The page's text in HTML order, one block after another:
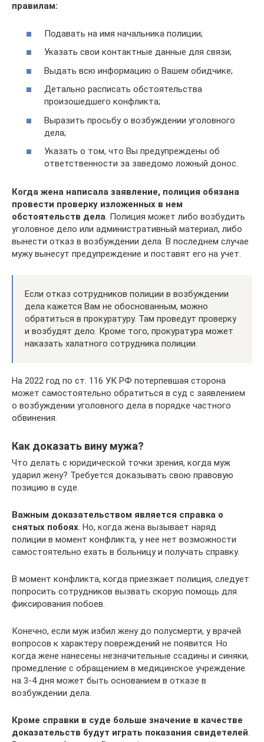
правилам:
Подавать на имя начальника полиции;
Указать свои контактные данные для связи;
Выдать всю информацию о Вашем обидчике;
Детально расписать обстоятельства
произошедшего конфликта;
Выразить просьбу о возбуждении уголовного
дела;
Указать о том, что Вы предупреждены об
ответственности за заведомо ложный донос.
Когда жена написала заявление, полиция обязана
провести проверку изложенных в нем
обстоятельств дела. Полиция может либо возбудить
уголовное дело или административный материал, либо
вынести отказ в возбуждении дела. В последнем случае
мужу вынесут предупреждение и поставят его на учет.
Если отказ сотрудников полиции в возбуждении
дела кажется Вам не обоснованным, можно
обратиться в прокуратуру. Там проведут проверку
и возбудят дело. Кроме того, прокуратура может
наказать халатного сотрудника полиции.
На 2022 год по ст. 116 УК РФ потерпевшая сторона
может самостоятельно обратиться в суд с заявлением
о возбуждении уголовного дела в порядке частного
обвинения.
Как доказать вину мужа?
Что делать с юридической точки зрения, когда муж
ударил жену? Требуется доказывать свою правовую
позицию в суде.
Важным доказательством является справка о
снятых побоях. Но, когда жена вызывает наряд
полиции в момент конфликта, у нее нет возможности
самостоятельно ехать в больницу и получать справку.
В момент конфликта, когда приезжает полиция, следует
попросить сотрудников вызвать скорую помощь для
фиксирования побоев.
Конечно, если муж избил жену до полусмерти, у врачей
вопросов к характеру повреждений не появится. Но
когда жене нанесены незначительные ссадины и синяки,
промедление с обращением в медицинское учреждение
на 3-4 дня может быть основанием в отказе в
возбуждении дела.
Кроме справки в суде больше значение в качестве
доказательств будут играть показания свидетелей.